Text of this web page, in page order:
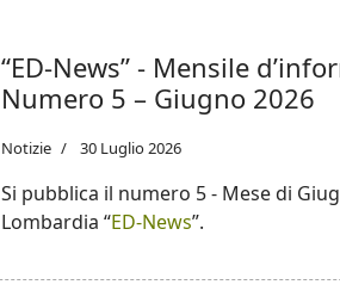
“ED-News” - Mensile
Numero 5 – Giugno 2026
Notizie 30 Luglio 2026
Si pubblica il numero 5 - Mese di
Lombardia “ED-News”.